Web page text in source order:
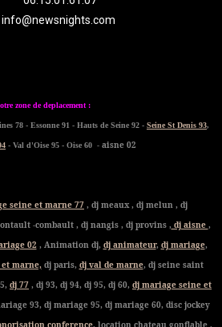
info@newsnights.com
zone de deplacement :
78 - Essonne 91 - Hauts de Seine 92 - Seine St Denis 93,
- Val d'Oise 95 - Oise 60 - aisne 02
seine et marne 77 , dj meaux , dj melun , dj
-combault , dj nangis , dj provins ,dj aisne ,
02 , Animation dj, dj animateur, dj mariage,
marne,dj paris, dj val de marne, dj seine saint
dj 77 , dj 93, dj 94, dj 95, dj 60, dj mariage seine et
93, dj mariage 95, dj mariage 60, disc jockey